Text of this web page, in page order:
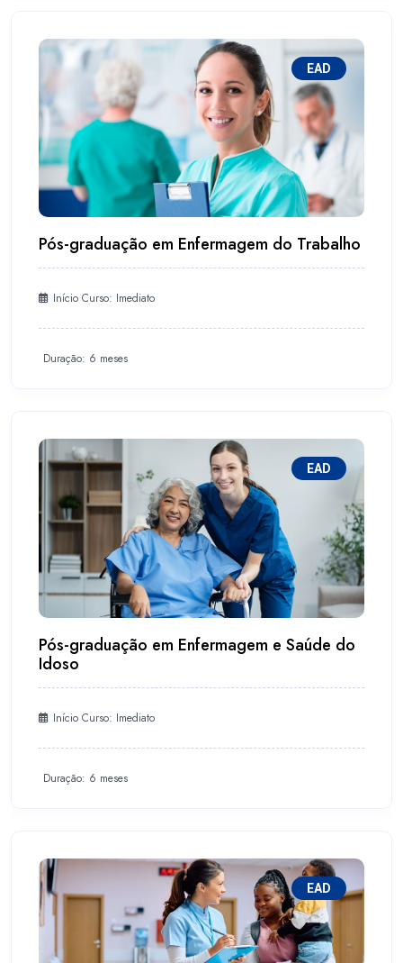
EAD
Pós-graduação em Enfermagem do Trabalho
Início Curso: Imediato
Duração: 6 meses
EAD
Pós-graduação em Enfermagem e Saúde do
Idoso
Início Curso: Imediato
Duração: 6 meses
EAD